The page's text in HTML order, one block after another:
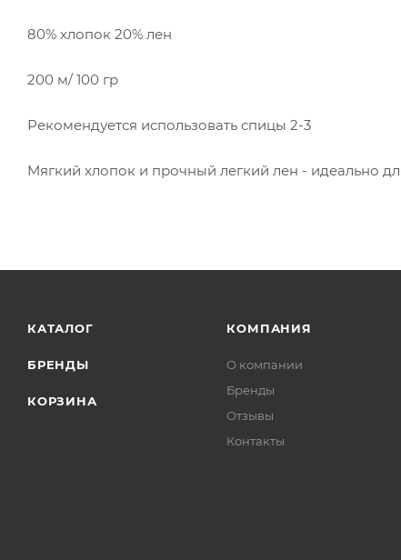
80% хлопок 20% лен
200 м/ 100 гр
Рекомендуется использовать спицы 2-3
Мягкий хлопок и прочный легкий лен - идеально
КАТАЛОГ
БРЕНДЫ
КОРЗИНА
КОМПАНИЯ
О компании
Бренды
Отзывы
Контакты